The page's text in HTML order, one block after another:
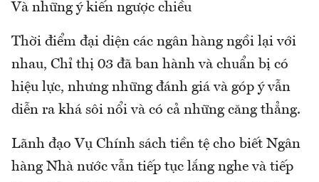
Và những ý kiến ngược chiều
Thời điểm đại diện các ngân hàng ngồi lại với
nhau, Chỉ thị 03 đã ban hành và chuẩn bị có
hiệu lực, nhưng những đánh giá và góp ý vẫn
diễn ra khá sôi nổi và có cả những căng thẳng.
Lãnh đạo Vụ Chính sách tiền tệ cho biết Ngân
hàng Nhà nước vẫn tiếp tục lắng nghe và tiếp